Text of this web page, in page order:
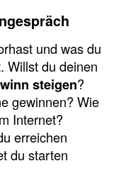
und was du
Willst du deinen
steigen?
gewinnen? Wie
Internet?
erreichen
du starten